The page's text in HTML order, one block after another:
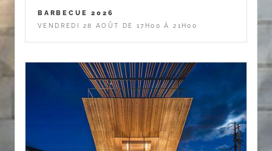
BARBECUE 2026
VENDREDI 28 AOÛT DE 17H00 À 21H00